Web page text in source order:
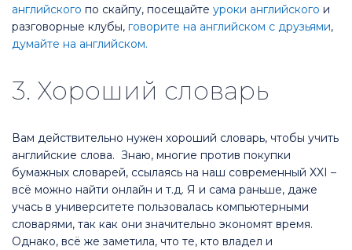
английского по скайпу, посещайте уроки английского и
разговорные клубы, говорите на английском с друзьями,
думайте на английском.
3. Хороший словарь
Вам действительно нужен хороший словарь, чтобы учить
английские слова. Знаю, многие против покупки
бумажных словарей, ссылаясь на наш современный XXI –
всё можно найти онлайн и т.д. Я и сама раньше, даже
учась в университете пользовалась компьютерными
словарями, так как они значительно экономят время.
Однако, всё же заметила, что те, кто владел и